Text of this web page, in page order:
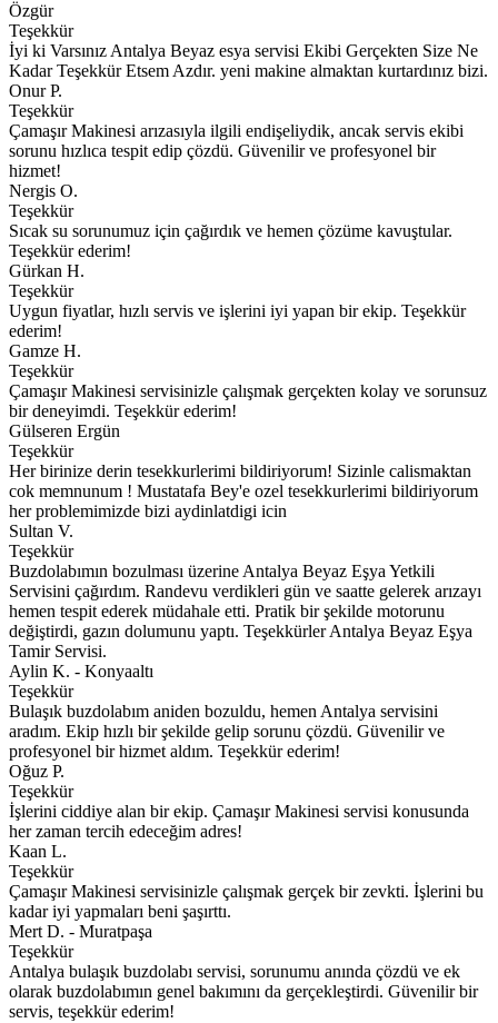
Özgür
Teşekkür
İyi ki Varsınız Antalya Beyaz esya servisi Ekibi Gerçekten Size Ne
Kadar Teşekkür Etsem Azdır. yeni makine almaktan kurtardınız bizi.
Onur P.
Teşekkür
Çamaşır Makinesi arızasıyla ilgili endişeliydik, ancak servis ekibi
sorunu hızlıca tespit edip çözdü. Güvenilir ve profesyonel bir
hizmet!
Nergis O.
Teşekkür
Sıcak su sorunumuz için çağırdık ve hemen çözüme kavuştular.
Teşekkür ederim!
Gürkan H.
Teşekkür
Uygun fiyatlar, hızlı servis ve işlerini iyi yapan bir ekip. Teşekkür
ederim!
Gamze H.
Teşekkür
Çamaşır Makinesi servisinizle çalışmak gerçekten kolay ve sorunsuz
bir deneyimdi. Teşekkür ederim!
Gülseren Ergün
Teşekkür
Her birinize derin tesekkurlerimi bildiriyorum! Sizinle calismaktan
cok memnunum ! Mustatafa Bey'e ozel tesekkurlerimi bildiriyorum
her problemimizde bizi aydinlatdigi icin
Sultan V.
Teşekkür
Buzdolabımın bozulması üzerine Antalya Beyaz Eşya Yetkili
Servisini çağırdım. Randevu verdikleri gün ve saatte gelerek arızayı
hemen tespit ederek müdahale etti. Pratik bir şekilde motorunu
değiştirdi, gazın dolumunu yaptı. Teşekkürler Antalya Beyaz Eşya
Tamir Servisi.
Aylin K. - Konyaaltı
Teşekkür
Bulaşık buzdolabım aniden bozuldu, hemen Antalya servisini
aradım. Ekip hızlı bir şekilde gelip sorunu çözdü. Güvenilir ve
profesyonel bir hizmet aldım. Teşekkür ederim!
Oğuz P.
Teşekkür
İşlerini ciddiye alan bir ekip. Çamaşır Makinesi servisi konusunda
her zaman tercih edeceğim adres!
Kaan L.
Teşekkür
Çamaşır Makinesi servisinizle çalışmak gerçek bir zevkti. İşlerini bu
kadar iyi yapmaları beni şaşırttı.
Mert D. - Muratpaşa
Teşekkür
Antalya bulaşık buzdolabı servisi, sorunumu anında çözdü ve ek
olarak buzdolabımın genel bakımını da gerçekleştirdi. Güvenilir bir
servis, teşekkür ederim!